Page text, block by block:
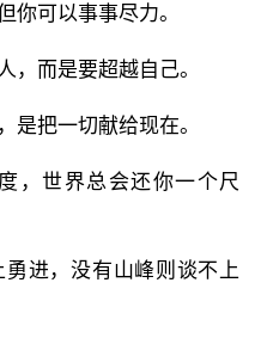
你可以事事尽力。
，而是要超越自己。
是把一切献给现在。
，世界总会还你一个尺
勇进，没有山峰则谈不上